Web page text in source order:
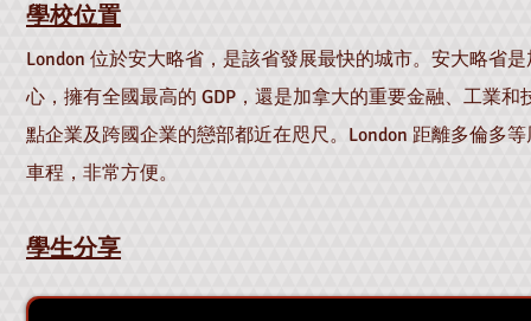
學校位置
London 位於安大略省，是該省發展最快的城市。安大略省
心，擁有全國最高的 GDP，還是加拿大的重要金融、工業和
點企業及跨國企業的戀部都近在咫尺。London 距離多倫多
車程，非常方便。
學生分享